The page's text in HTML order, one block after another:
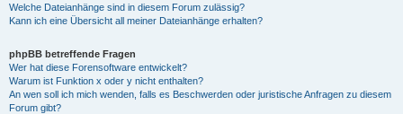
Welche Dateianhänge sind in diesem Forum zulässig?
Kann ich eine Übersicht all meiner Dateianhänge erhalten?
phpBB betreffende Fragen
Wer hat diese Forensoftware entwickelt?
Warum ist Funktion x oder y nicht enthalten?
An wen soll ich mich wenden, falls es Beschwerden oder juristische Anfragen zu diesem
Forum gibt?